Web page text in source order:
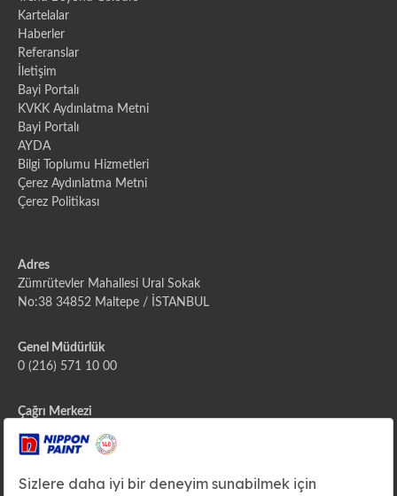
Kartelalar
Haberler
Referanslar
İletişim
Bayi Portalı
KVKK Aydınlatma Metni
Bayi Portalı
AYDA
Bilgi Toplumu Hizmetleri
Çerez Aydınlatma Metni
Çerez Politikası
Adres
Zümrütevler Mahallesi Ural Sokak
No:38 34852 Maltepe / İSTANBUL
Genel Müdürlük
0 (216) 571 10 00
Çağrı Merkezi
444 2 111
E-posta